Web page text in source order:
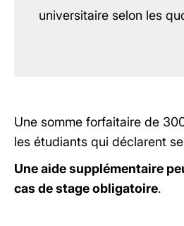
universitaire selon les
Une somme forfaitaire de
les étudiants qui déclarent
Une aide supplémentaire
cas de stage obligatoire.